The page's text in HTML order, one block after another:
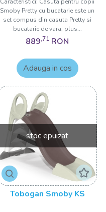
Smoby Pretty cu bucatarie este un
set compus din casuta Pretty si
bucatarie de vara, plus...
889,71 RON
Adauga in cos
stoc epuizat
Tobogan Smoby KS